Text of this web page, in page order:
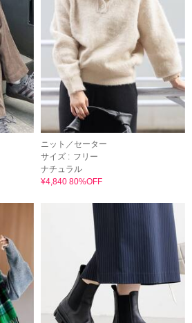
ニット／セーター
サイズ : フリー
ナチュラル
¥4,840 80%OFF